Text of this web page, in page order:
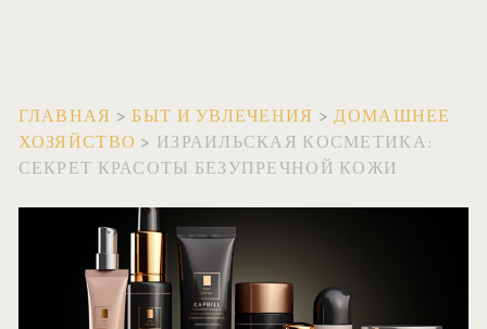
ГЛАВНАЯ >БЫТ И УВЛЕЧЕНИЯ >ДОМАШНЕЕ
ХОЗЯЙСТВО > ИЗРАИЛЬСКАЯ КОСМЕТИКА:
СЕКРЕТ КРАСОТЫ БЕЗУПРЕЧНОЙ КОЖИ